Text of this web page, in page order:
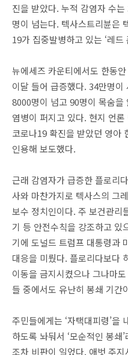
진을 받았다. 누적 감염자 수
명이 넘는다. 텍사스트리뷴은
19가 집중발병하고 있는 ‘레
뉴에세즈 카운티에서도 한동
이달 들어 급증했다. 34만명
8000명이 넘고 90명이 목숨을
염병이 퍼지고 있다. 현지 언
코로나19 확진을 받았던 영아
인용해 보도했다.
근래 감염자가 급증한 플로리
사와 마찬가지로 텍사스의 그
보수 정치인이다. 주 보건관리
기 등 안전수칙을 강조하고 있
기에 도널드 트럼프 대통령과
대응을 미뤘다. 플로리다보다
이동을 금지시켰으나 그나마
들 중에서도 유난히 봉쇄 기간
주민들에게는 ‘자택대피령’을
하도록 놔둬서 ‘모순적인 봉쇄
조차 비판이 일었다. 애벗 주